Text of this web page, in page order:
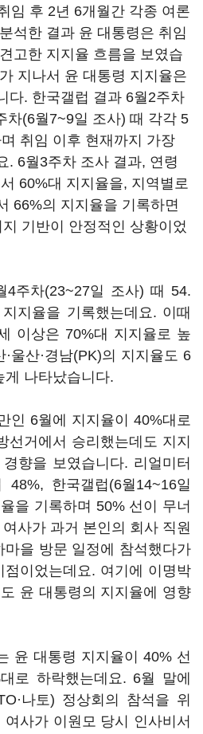
임 후 2년 6개월간 각종 여론
석한 결과 윤 대통령은 취임
고한 지지율 흐름을 보였습
지나서 윤 대통령 지지율은
다. 한국갤럽 결과 6월2주차
차(6월7~9일 조사) 때 각각 5
취임 이후 현재까지 가장
. 6월3주차 조사 결과, 연령
60%대 지지율을, 지역별로
66%의 지지율을 기록하면
기반이 안정적인 상황이었
4주차(23~27일 조사) 때 54.
지율을 기록했는데요. 이때
이상은 70%대 지지율로 높
울산·경남(PK)의 지지율도 6
게 나타났습니다.
인 6월에 지지율이 40%대로
선거에서 승리했는데도 지지
향을 보였습니다. 리얼미터
48%, 한국갤럽(6월14~16일
을 기록하며 50% 선이 무너
사가 과거 본인의 회사 직원
을 방문 일정에 참석했다가
점이었는데요. 여기에 이명박
윤 대통령의 지지율에 영향
윤 대통령 지지율이 40% 선
로 하락했는데요. 6월 말에
나토) 정상회의 참석을 위
사가 이원모 당시 인사비서